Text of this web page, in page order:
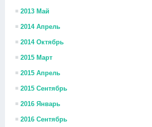
2013 Май
2014 Апрель
2014 Октябрь
2015 Март
2015 Апрель
2015 Сентябрь
2016 Январь
2016 Сентябрь